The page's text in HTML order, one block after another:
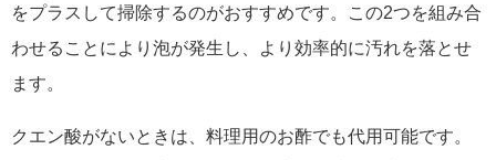
をプラスして掃除するのがおすすめです。この2つを組み合
わせることにより泡が発生し、より効率的に汚れを落とせ
ます。
クエン酸がないときは、料理用のお酢でも代用可能です。